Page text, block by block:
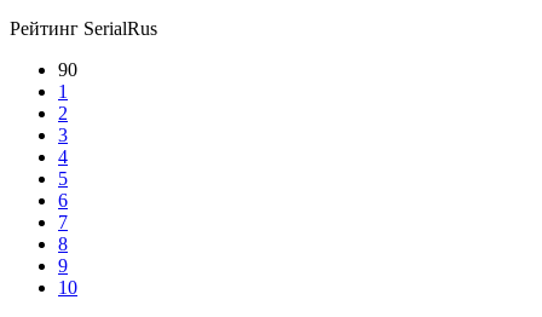
Рейтинг SerialRus
90
1
2
3
4
5
6
7
8
9
10